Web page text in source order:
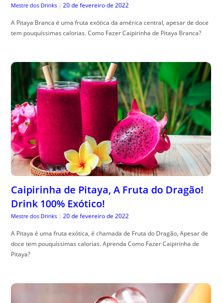
Mestre dos Drinks | 20 de fevereiro de 2022
A Pitaya Branca é uma fruta exótica da américa central, apesar de doce
tem pouquíssimas calorias. Como Fazer Caipirinha de Pitaya Branca?
Caipirinha de Pitaya, A Fruta do Dragão!
Drink 100% Exótico!
Mestre dos Drinks | 20 de fevereiro de 2022
A Pitaya é uma fruta exótica, é chamada de Fruta do Dragão, Apesar de
doce tem pouquíssimas calorias. Aprenda Como Fazer Caipirinha de
Pitaya?